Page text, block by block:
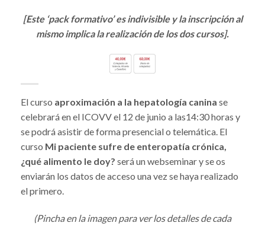
[Este ‘pack formativo’ es indivisible y la inscripción al
mismo implica la realización de los dos cursos].
El curso aproximación a la hepatología canina se
celebrará en el ICOVV el 12 de junio a las14:30 horas y
se podrá asistir de forma presencial o telemática. El
curso Mi paciente sufre de enteropatía crónica,
¿qué alimento le doy? será un webseminar y se os
enviarán los datos de acceso una vez se haya realizado
el primero.
(Pincha en la imagen para ver los detalles de cada